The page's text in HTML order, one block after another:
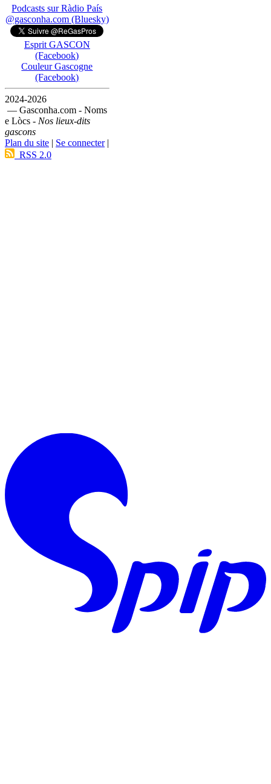
Podcasts sur Ràdio País
@gasconha.com (Bluesky)
Esprit GASCON
(Facebook)
Couleur Gascogne
(Facebook)
2024-2026
— Gasconha.com - Noms
e Lòcs - Nos lieux-dits
gascons
Plan du site | Se connecter|
RSS 2.0